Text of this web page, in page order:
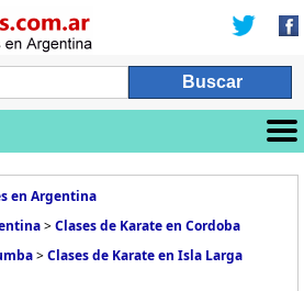
en Argentina
>Clases de Karate en Cordoba
>Clases de Karate en Isla Larga